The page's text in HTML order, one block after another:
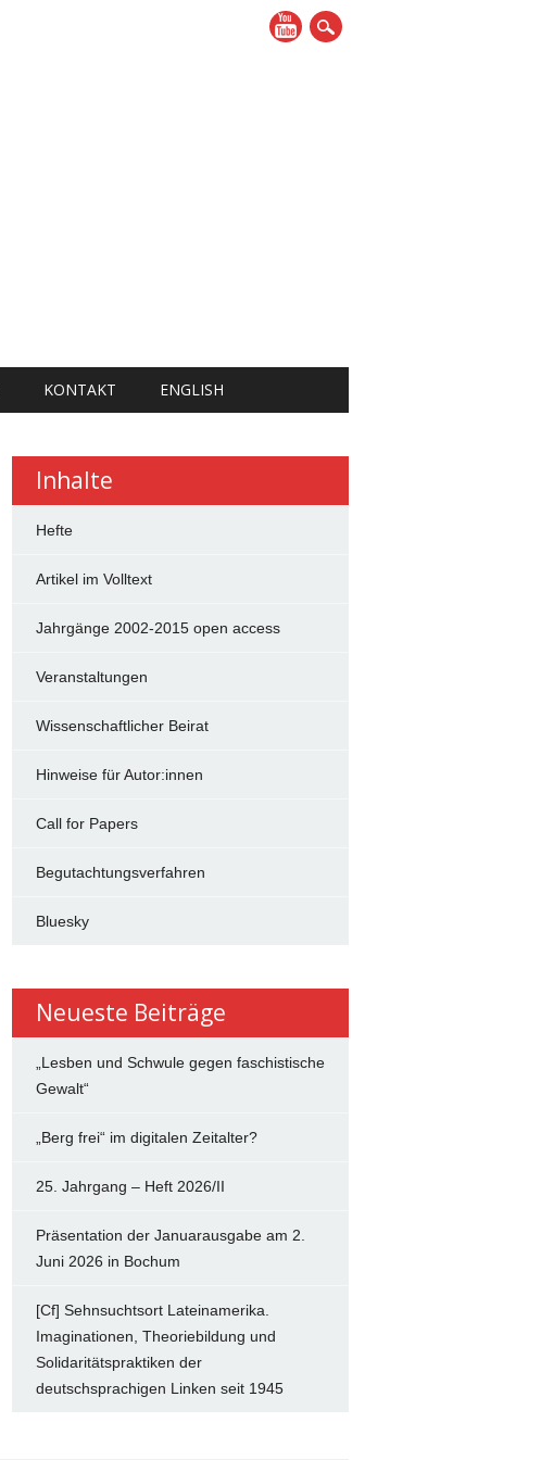
KONTAKT ENGLISH
Inhalte
Hefte
Artikel im Volltext
Jahrgänge 2002-2015 open access
Veranstaltungen
Wissenschaftlicher Beirat
Hinweise für Autor:innen
Call for Papers
Begutachtungsverfahren
Bluesky
Neueste Beiträge
„Lesben und Schwule gegen faschistische
Gewalt“
„Berg frei“ im digitalen Zeitalter?
25. Jahrgang – Heft 2026/II
Präsentation der Januarausgabe am 2.
Juni 2026 in Bochum
[Cf] Sehnsuchtsort Lateinamerika.
Imaginationen, Theoriebildung und
Solidaritätspraktiken der
deutschsprachigen Linken seit 1945